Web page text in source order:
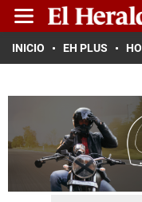
INICIO EH PLUS